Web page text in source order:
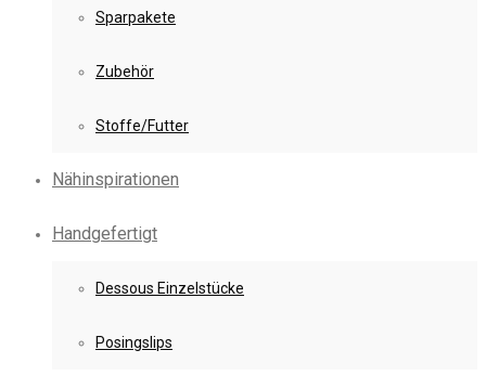
Sparpakete
Zubehör
Stoffe/Futter
Nähinspirationen
Handgefertigt
Dessous Einzelstücke
Posingslips